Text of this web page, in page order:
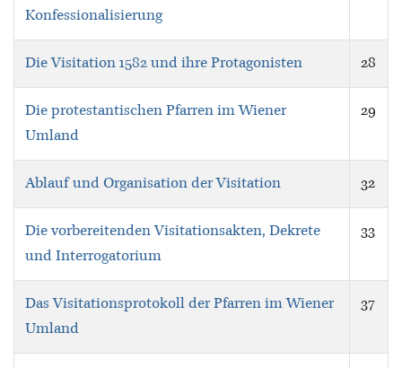
Konfessionalisierung
Die Visitation 1582 und ihre Protagonisten 28
Die protestantischen Pfarren im Wiener
Umland
29
Ablauf und Organisation der Visitation 32
Die vorbereitenden Visitationsakten, Dekrete
und Interrogatorium
33
Das Visitationsprotokoll der Pfarren im Wiener
Umland
37